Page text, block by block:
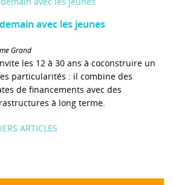
avec les jeunes
Grand
les 12 à 30 ans à coconstruire un
particularités : il combine des
de financements avec des
à long terme.
ARTICLES